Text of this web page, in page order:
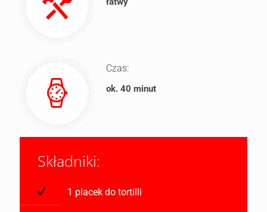
Czas:
ok. 40 minut
Składniki:
1 placek do tortilli